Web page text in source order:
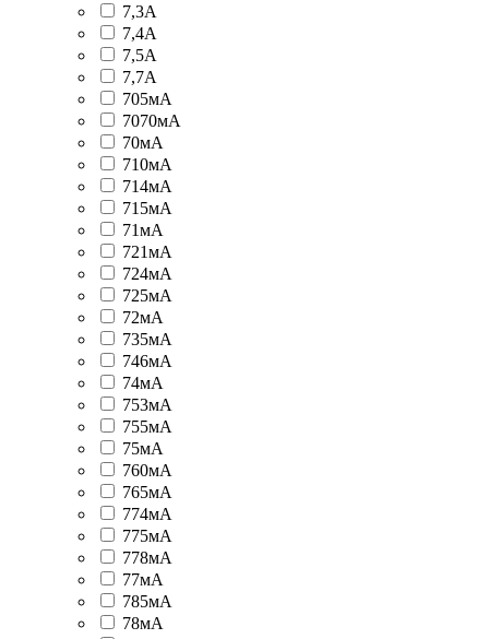
7,3А
7,4А
7,5А
7,7А
705мА
7070мА
70мА
710мА
714мА
715мА
71мА
721мА
724мА
725мА
72мА
735мА
746мА
74мА
753мА
755мА
75мА
760мА
765мА
774мА
775мА
778мА
77мА
785мА
78мА